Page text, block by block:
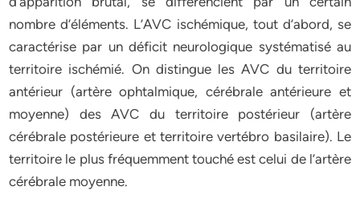
nombre d’éléments. L’AVC ischémique, tout d’abord, se
caractérise par un déficit neurologique systématisé au
territoire ischémié. On distingue les AVC du territoire
antérieur (artère ophtalmique, cérébrale antérieure et
moyenne) des AVC du territoire postérieur (artère
cérébrale postérieure et territoire vertébro basilaire). Le
territoire le plus fréquemment touché est celui de l’artère
cérébrale moyenne.